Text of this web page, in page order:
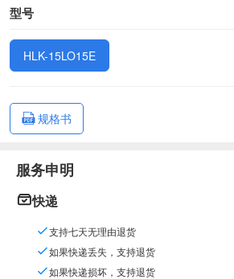
型号
HLK-15LO15E
规格书
服务申明
快递
支持七天无理由退货
如果快递丢失，支持退货
如果快递损坏，支持退货